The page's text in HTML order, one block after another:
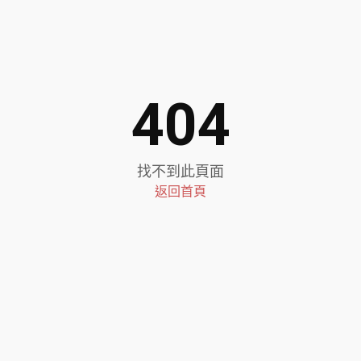
404
找不到此頁面
返回首頁